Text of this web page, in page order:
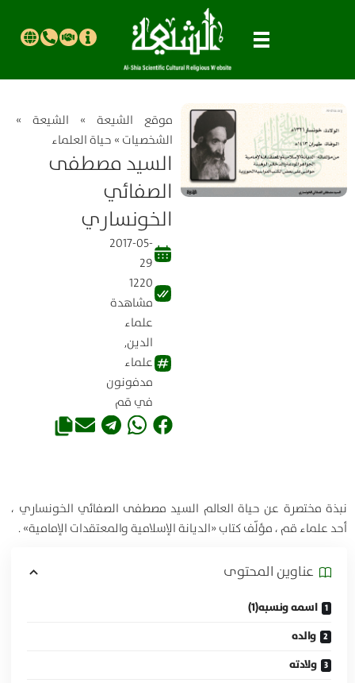
موقع الشیعة» الشيعة»
الشخصيات » حياة العلماء
السيد مصطفى
الصفائي
الخونساري
2017-05-
29
1220
مشاهدة
علماء
الدين,
علماء
مدفونون
في قم
نبذة مختصرة عن حياة العالم السيد مصطفى الصفائي الخونساري ،
أحد علماء قم ، مؤلّف كتاب «الديانة الإسلامية والمعتقدات الإمامية» .
عناوين المحتوی
اسمه ونسبه(1)
والده
ولادته